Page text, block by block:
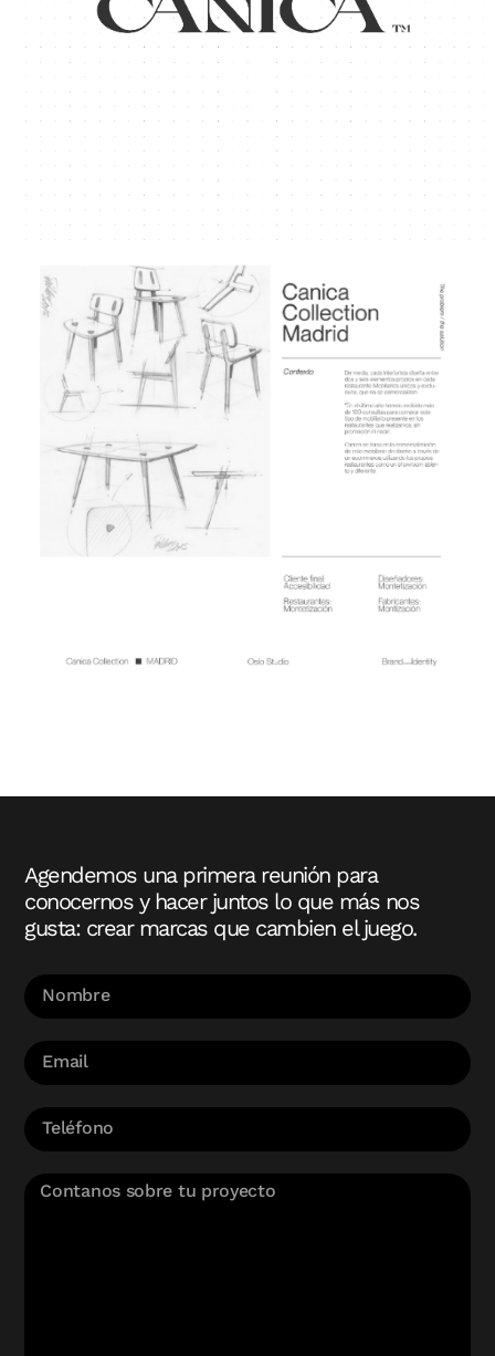
Agendemos una primera reunión para
conocernos y hacer juntos lo que más nos
gusta: crear marcas que cambien el juego.